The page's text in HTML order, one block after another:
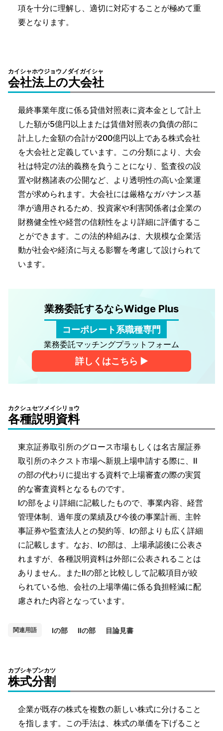
項を十分に理解し、適切に対応することが極めて重
要となります。
会社法上の大会社
カイシャホウジョウノダイガイシャ
最終事業年度に係る貸借対照表に資本金として計上
した額が5億円以上または賃借対照表の負債の部に
計上した金額の合計が200億円以上である株式会社
を大会社と定義しています。この分類により、大会
社は特定の法的義務を負うことになり、監査役の設
置や財務諸表の公開など、より透明性の高い企業運
営が求められます。大会社には厳格なガバナンス基
準が適用されるため、投資家や利害関係者は企業の
財務健全性や経営の信頼性をより詳細に評価するこ
とができます。この法的枠組みは、大規模な企業活
動が社会や経済に与える影響を考慮して設けられて
います。
業務委託するならWidge Plus
コーポレート系職種専門
業務委託マッチングプラットフォーム
詳しくはこちら ▶︎
各種説明資料
カクシュセツメイシリョウ
東京証券取引所のグロース市場もしくは名古屋証券
取引所のネクスト市場へ新規上場申請する際に、Ⅱ
の部の代わりに提出する資料で上場審査の際の実質
的な審査資料となるものです。
Ⅰの部をより詳細に記載したもので、事業内容、経営
管理体制、過年度の業績及び今後の事業計画、主幹
事証券や監査法人との契約等、Ⅰの部よりも広く詳細
に記載します。なお、Ⅰの部は、上場承認後に公表さ
れますが、各種説明資料は外部に公表されることは
ありません。またⅡの部と比較しして記載項目が絞
られている他、会社の上場準備に係る負担軽減に配
慮された内容となっています。
関連用語 Ⅰの部 Ⅱの部 目論見書
株式分割
カブシキブンカツ
企業が既存の株式を複数の新しい株式に分けること
を指します。この手法は、株式の単価を下げること